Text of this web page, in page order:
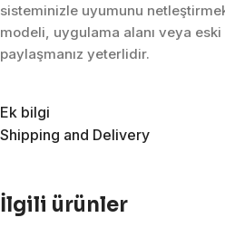
sisteminizle uyumunu
modeli, uygulama alanı veya
paylaşmanız yeterlidir.
Ek bilgi
Shipping and Delivery
İlgili ürünler